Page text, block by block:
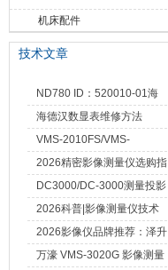
机床配件
技术文章
ND780 ID：520010-01海
德汉数显表故障维修内容
海德汉数显表维修方法
VMS-2010FS/VMS-
3020FS/VMS-4030FS手动
影像测量仪技术参数
2026精密影像测量仪选购指
南 靠谱品牌一站式选型推荐
DC3000/DC-3000测量投影
仪万濠数据处理器数显表故
障维修方法
2026科普|影像测量仪技术
原理、分类及选型应用
2026影像仪品牌推荐：泽升
影像测量仪选型指南
万濠 VMS-3020G 影像测量